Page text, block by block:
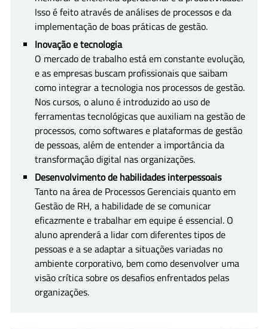
Isso é feito através de análises de processos e da
implementação de boas práticas de gestão.
Inovação e tecnologia
O mercado de trabalho está em constante evolução,
e as empresas buscam profissionais que saibam
como integrar a tecnologia nos processos de gestão.
Nos cursos, o aluno é introduzido ao uso de
ferramentas tecnológicas que auxiliam na gestão de
processos, como softwares e plataformas de gestão
de pessoas, além de entender a importância da
transformação digital nas organizações.
Desenvolvimento de habilidades interpessoais
Tanto na área de Processos Gerenciais quanto em
Gestão de RH, a habilidade de se comunicar
eficazmente e trabalhar em equipe é essencial. O
aluno aprenderá a lidar com diferentes tipos de
pessoas e a se adaptar a situações variadas no
ambiente corporativo, bem como desenvolver uma
visão crítica sobre os desafios enfrentados pelas
organizações.